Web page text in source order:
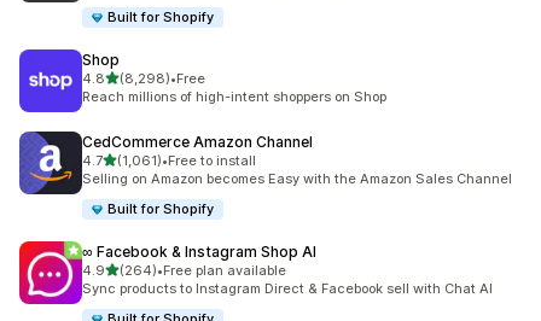
Built for Shopify
Shop
4.8เต็ม 5 ดาว
(8,298)
ทั้งหมด 8298 รีวิว
•Free
Reach millions of high-intent shoppers on Shop
CedCommerce Amazon Channel
4.7เต็ม 5 ดาว
(1,061)
ทั้งหมด 1061 รีวิว
•Free to install
Selling on Amazon becomes Easy with the Amazon Sales Channel
Built for Shopify
∞ Facebook & Instagram Shop AI
4.9เต็ม 5 ดาว
(264)
ทั้งหมด 264 รีวิว
•Free plan available
Sync products to Instagram Direct & Facebook sell with Chat AI